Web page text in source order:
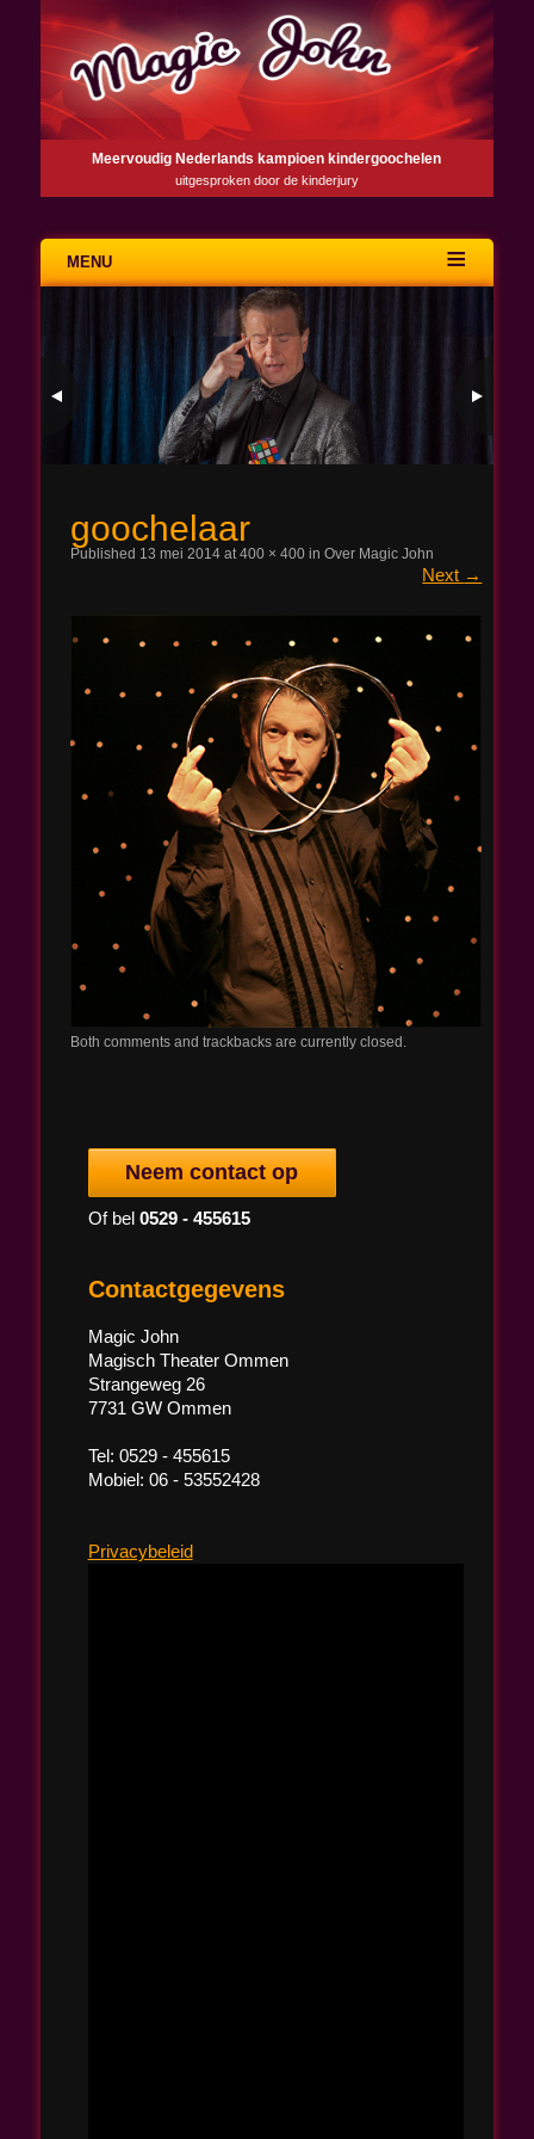
Meervoudig Nederlands kampioen kindergoochelen
uitgesproken door de kinderjury
MENU
goochelaar
Published 13 mei 2014at400 × 400in Over Magic John
Next →
Both comments and trackbacks are currently closed.
Neem contact op
Of bel 0529 - 455615
Contactgegevens
Magic John
Magisch Theater Ommen
Strangeweg 26
7731 GW Ommen
Tel: 0529 - 455615
Mobiel: 06 - 53552428
Privacybeleid